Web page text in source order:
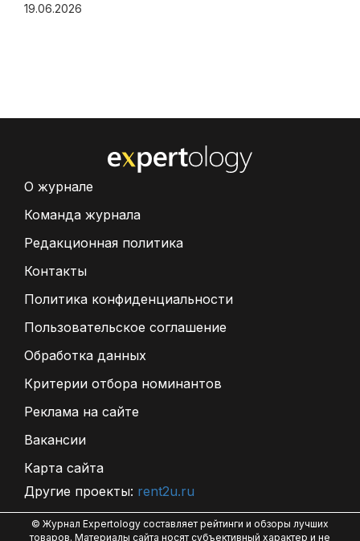
19.06.2026
О журнале
Команда журнала
Редакционная политика
Контакты
Политика конфиденциальности
Пользовательское соглашение
Обработка данных
Критерии отбора номинантов
Реклама на сайте
Вакансии
Карта сайта
Другие проекты: rent2u.ru
© Журнал Expertology составляет рейтинги и обзоры лучших
товаров. Материалы сайта носят субъективный характер и не